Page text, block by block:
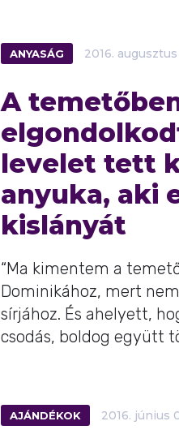
ANYASÁG 2016. augusztus
A
levelet tett
anyuka, aki
kislányát
“Ma kimentem a
Dominikához, mert
sírjához. És ahelyett,
csodás, boldog együtt
AJÁNDÉKOK 2016. június